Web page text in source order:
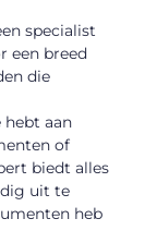
specialist
een breed
die
hebt aan
of
biedt alles
uit te
heb